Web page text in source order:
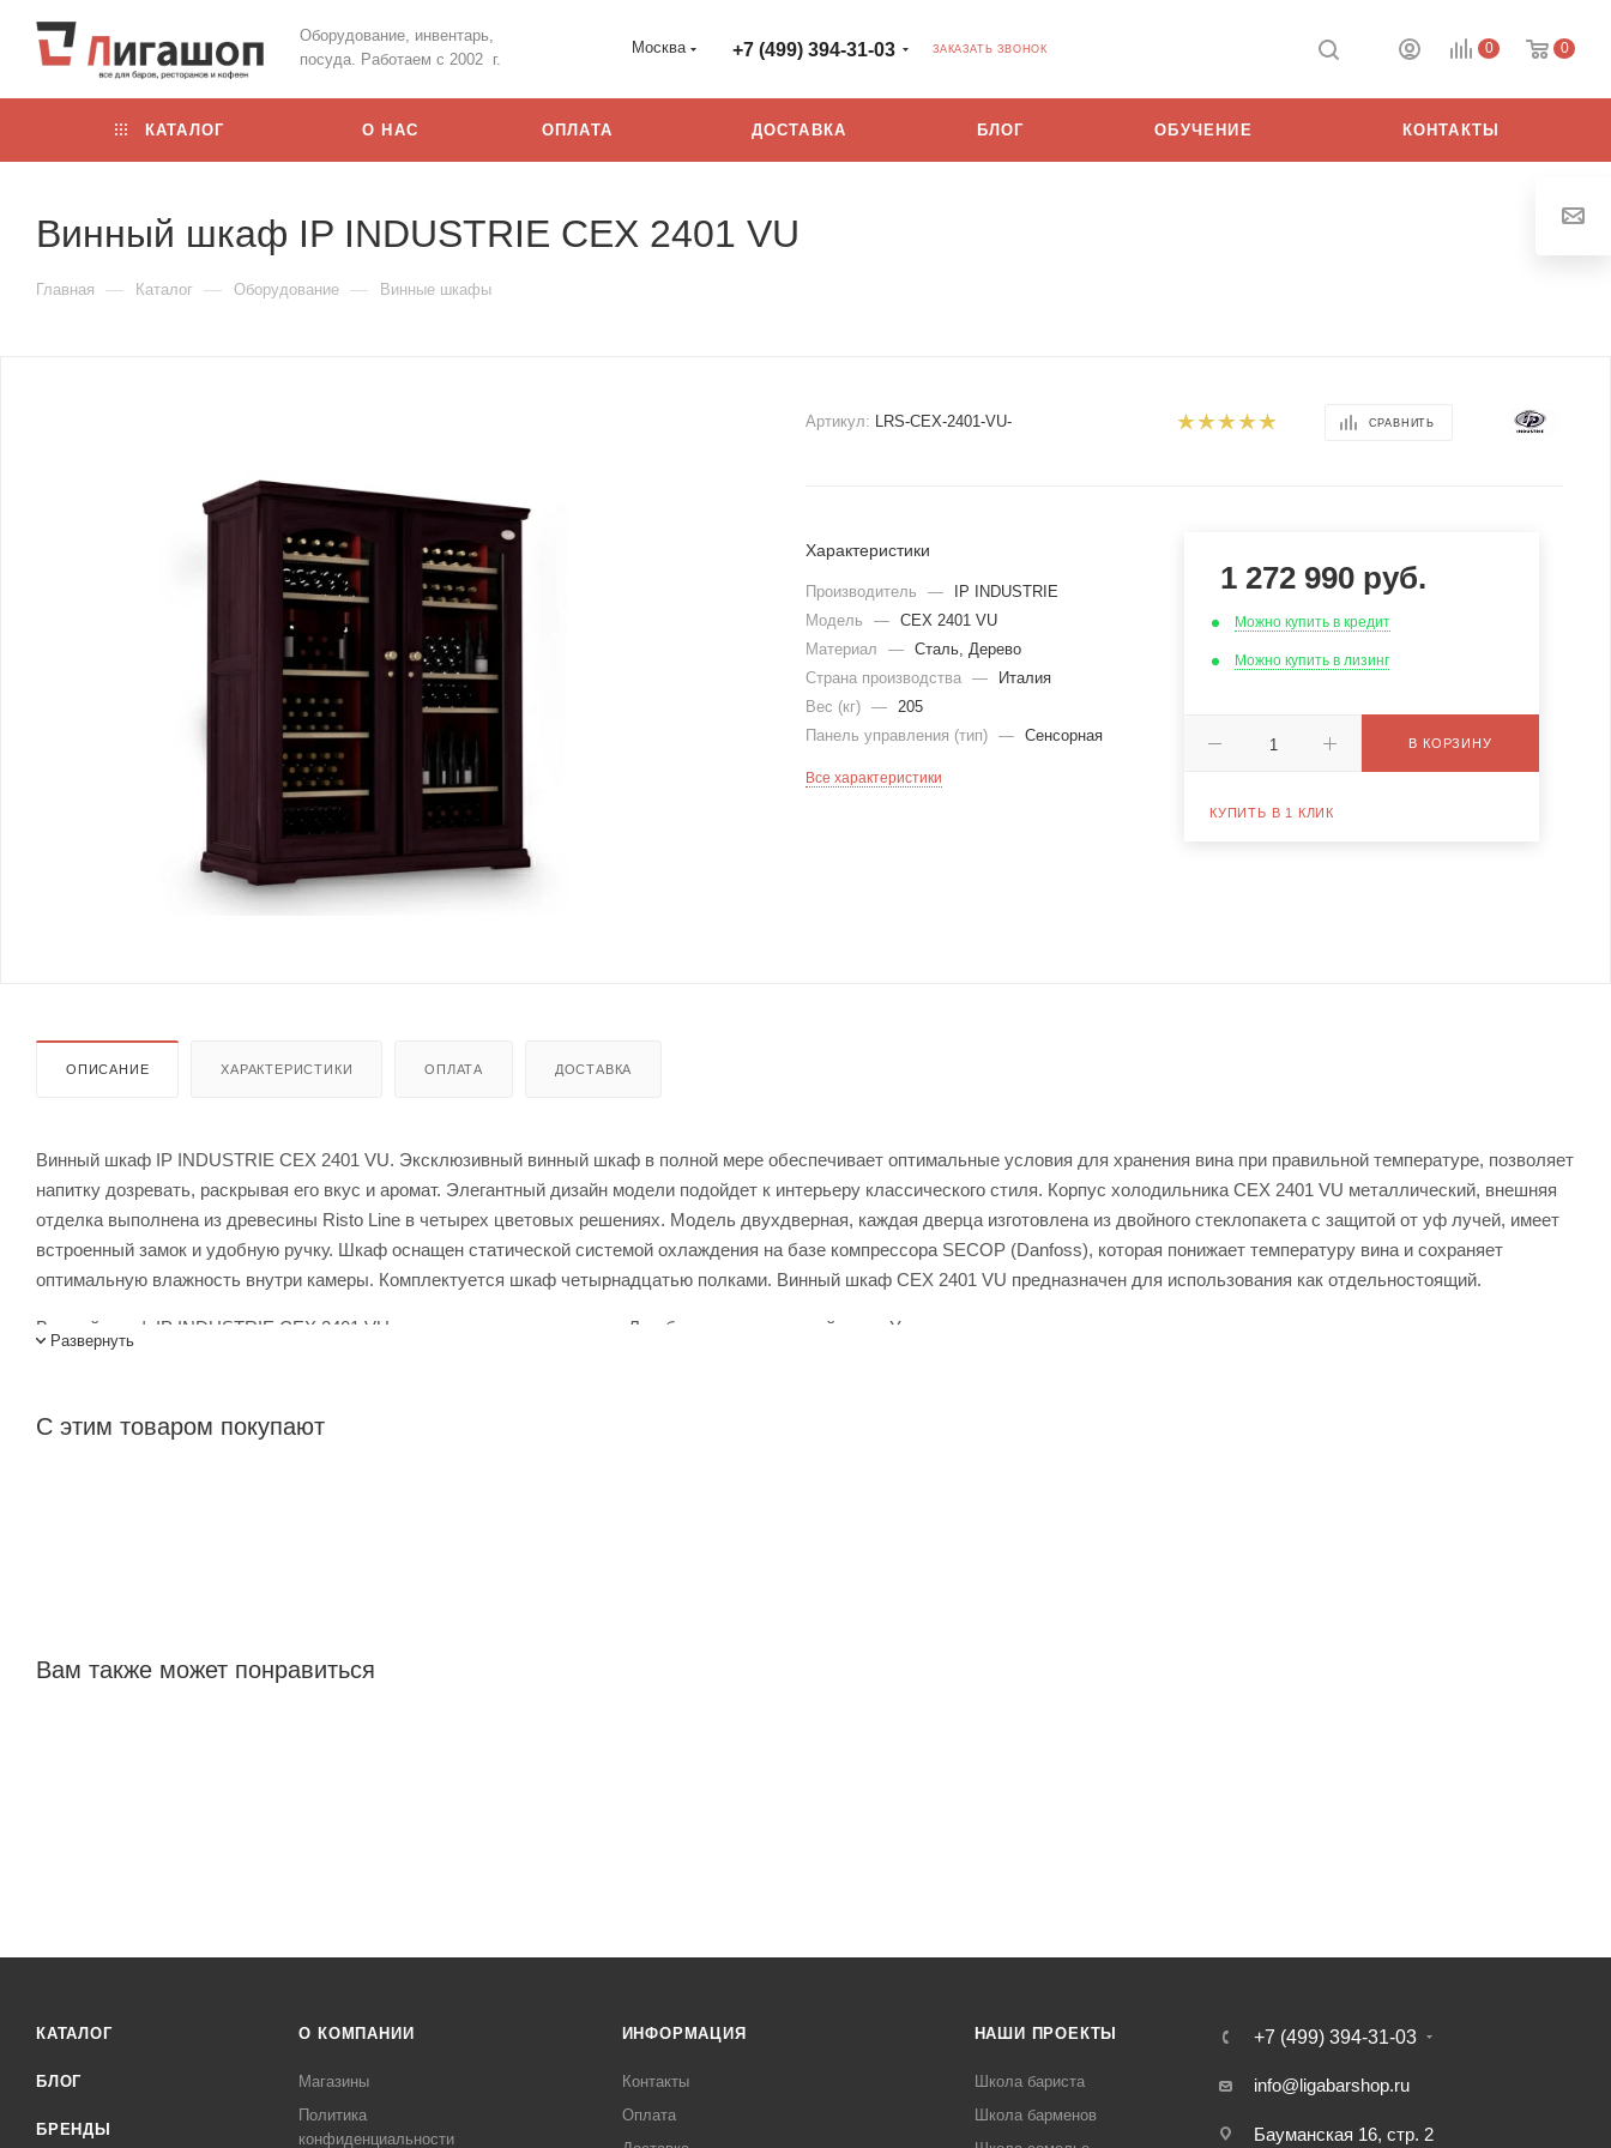
Оборудование, инвентарь,
посуда. Работаем с 2002 г.
Москва +7 (499) 394-31-03 ЗАКАЗАТЬ ЗВОНОК 0 0
КАТАЛОГ О НАС ОПЛАТА ДОСТАВКА БЛОГ ОБУЧЕНИЕ КОНТАКТЫ
Винный шкаф IP INDUSTRIE CEX 2401 VU
Главная — Каталог — Оборудование — Винные шкафы
Артикул: LRS-CEX-2401-VU- СРАВНИТЬ
Характеристики
Производитель —
IP INDUSTRIE
Модель
— CEX 2401 VU
Материал
— Сталь, Дерево
Страна производства —
Италия
Вес (кг) — 205
Панель управления (тип) — Сенсорная
Все характеристики
1 272 990 руб.
Можно купить в кредит
Можно купить в лизинг
В КОРЗИНУ
КУПИТЬ В 1 КЛИК
ОПИСАНИЕ ХАРАКТЕРИСТИКИ ОПЛАТА ДОСТАВКА
Винный шкаф IP INDUSTRIE CEX 2401 VU. Эксклюзивный винный шкаф в полной мере обеспечивает оптимальные условия для хранения вина при правильной температуре, позволяет
напитку дозревать, раскрывая его вкус и аромат. Элегантный дизайн модели подойдет к интерьеру классического стиля. Корпус холодильника CEX 2401 VU металлический, внешняя
отделка выполнена из древесины Risto Line в четырех цветовых решениях. Модель двухдверная, каждая дверца изготовлена из двойного стеклопакета с защитой от уф лучей, имеет
встроенный замок и удобную ручку. Шкаф оснащен статической системой охлаждения на базе компрессора SECOP (Danfoss), которая понижает температуру вина и сохраняет
оптимальную влажность внутри камеры. Комплектуется шкаф четырнадцатью полками. Винный шкаф CEX 2401 VU предназначен для использования как отдельностоящий.
Винный шкаф IP INDUSTRIE CEX 2401 VU купить в интернет-магазине Лигабаршоп по выгодной цене. Уточнить наличие, стоимость и характеристики товара вы можете у наших
Развернуть
С этим товаром покупают
Вам также может понравиться
КАТАЛОГ
БЛОГ
БРЕНДЫ
О КОМПАНИИ
Магазины
Политика
конфиденциальности
ИНФОРМАЦИЯ
Контакты
Оплата
НАШИ ПРОЕКТЫ
Школа бариста
Школа барменов
+7 (499) 394-31-03
info@ligabarshop.ru
Бауманская 16, стр. 2